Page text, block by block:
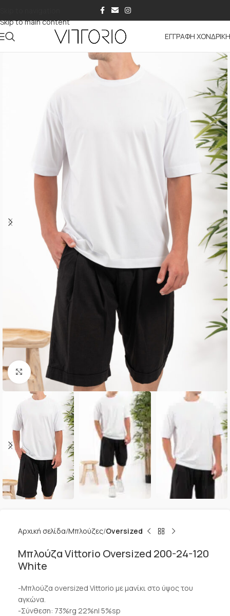
Skip to main content
ΕΓΓΡΑΦΗ
Κλικ για μεγέθυνση
Αρχική σελίδα Μπλούζες Oversized
Μπλούζα Vittorio Oversized 200-24-120
White
-Μπλούζα oversized Vittorio με μανίκι στο ύψος του
αγκώνα.
-Σύνθεση: 73%rg 22%nl 5%sp